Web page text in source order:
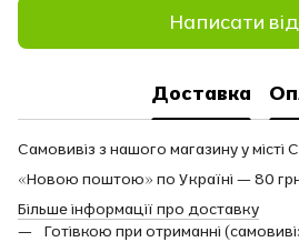
Написати
Доставка
Самовивіз з нашого магазину у
«Новою поштою» по Україні — 80
Більше інформації про доставку
Готівкою при отриманні